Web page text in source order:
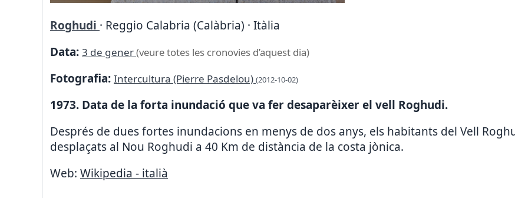
Roghudi · Reggio Calabria (Calàbria) · Itàlia
Data: 3 de gener(veure totes les cronovies d’aquest dia)
Fotografia: Intercultura (Pierre Pasdelou) (2012-10-02)
1973. Data de la forta inundació que va fer desaparèixer el vell Roghudi.
Després de dues fortes inundacions en menys de dos anys, els habitants del Vell
desplaçats al Nou Roghudi a 40 Km de distància de la costa jònica.
Web: Wikipedia - italià